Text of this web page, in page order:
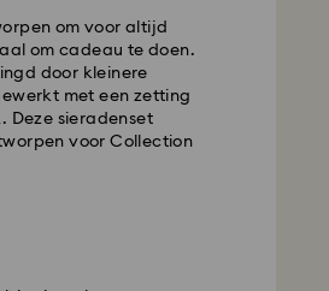
om voor altijd
om cadeau te doen.
door kleinere
met een zetting
Deze sieradenset
voor Collection
en verzonden.
en verzending
99
vóór 14:30 CET
verwerkt en
verwerking en
met bijzonder veel
adviezen op om
een langere